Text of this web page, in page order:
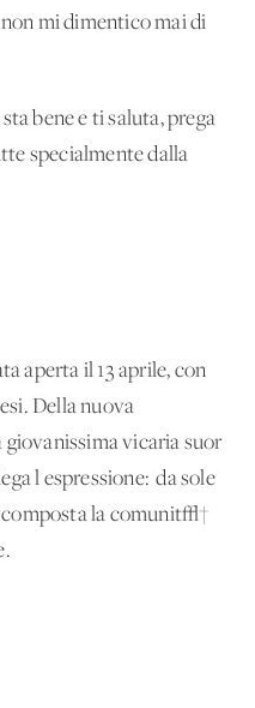
mi dimentico mai di
sta bene e ti saluta, prega
specialmente dalla
aperta il 13 aprile, con
Della nuova
giovanissima vicaria suor
l'espressione: 'da sole'
la comunit√†